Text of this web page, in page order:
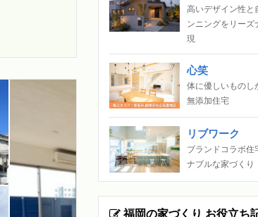
高いデザイン性と
ンニングをリーズ
現
心笑
体に優しいものし
無添加住宅
リブワーク
ブランドコラボ住
ナブルな家づくり
福岡の家づくり お役立ち